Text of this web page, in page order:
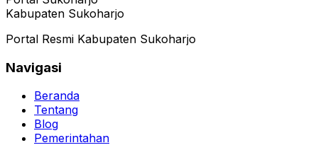
Kabupaten Sukoharjo
Portal Resmi Kabupaten Sukoharjo
Navigasi
Beranda
Tentang
Blog
Pemerintahan